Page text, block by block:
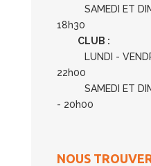
SAMEDI ET
18h30
CLUB :
LUNDI -
22h00
SAMEDI ET
- 20h00
NOUS